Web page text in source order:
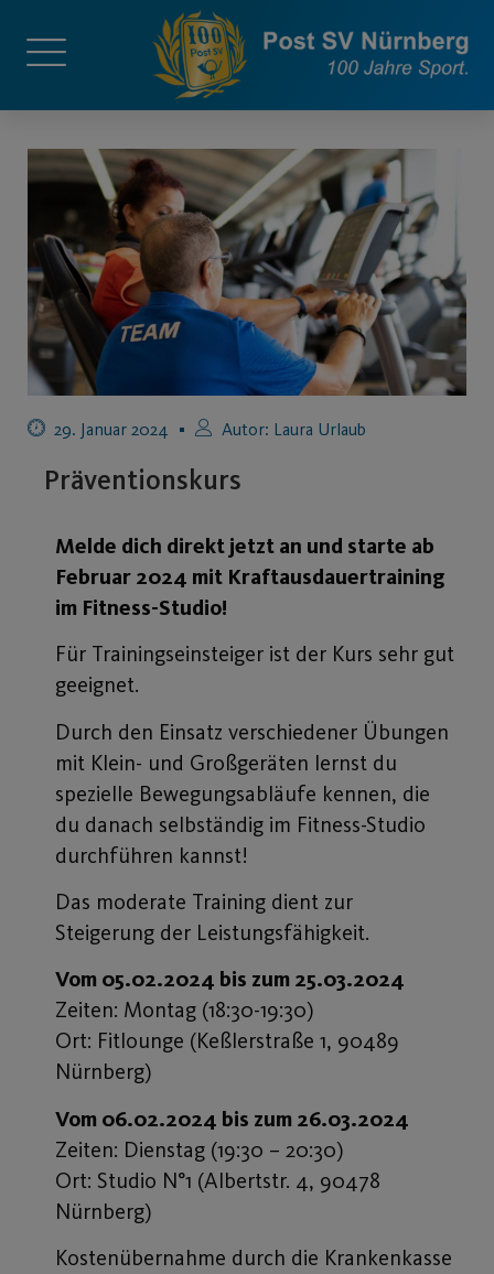
29. Januar 2024 Autor: Laura Urlaub
Präventionskurs
Melde dich direkt jetzt an und starte ab
Februar 2024 mit Kraftausdauertraining
im Fitness-Studio!
Für Trainingseinsteiger ist der Kurs sehr gut
geeignet.
Durch den Einsatz verschiedener Übungen
mit Klein- und Großgeräten lernst du
spezielle Bewegungsabläufe kennen, die
du danach selbständig im Fitness-Studio
durchführen kannst!
Das moderate Training dient zur
Steigerung der Leistungsfähigkeit.
Vom 05.02.2024 bis zum 25.03.2024
Zeiten: Montag (18:30-19:30)
Ort: Fitlounge (Keßlerstraße 1, 90489
Nürnberg)
Vom 06.02.2024 bis zum 26.03.2024
Zeiten: Dienstag (19:30 – 20:30)
Ort: Studio N°1 (Albertstr. 4, 90478
Nürnberg)
Kostenübernahme durch die Krankenkasse